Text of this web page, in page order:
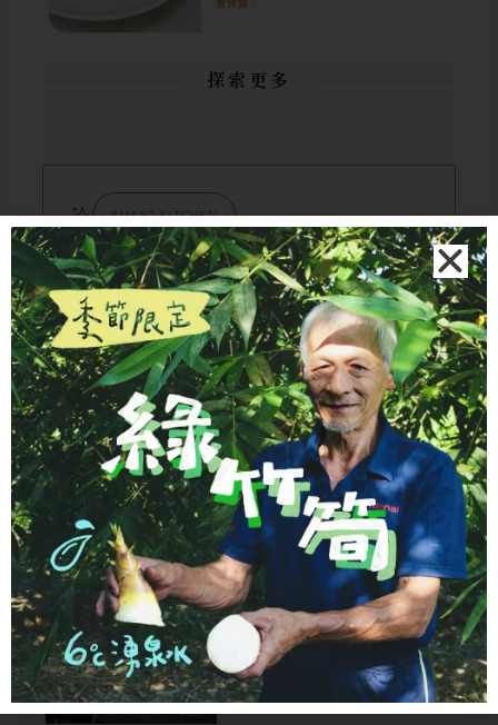
探索更多
SMART KITCHEN
AI 廚房助手
不知道煮什麼？輸入冰箱現有食材，讓 AI 立
即為您規劃今日的美味菜單。
開始規劃→
食材科普
無麩質飲食完整指南：
3 種隱藏地雷比麵粉更
難躲，外食指南一次看